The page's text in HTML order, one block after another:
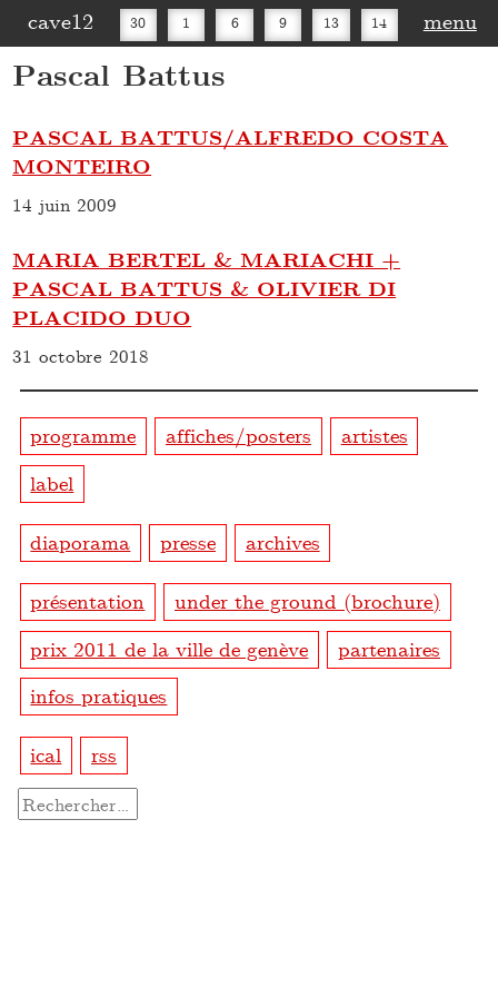
cave12 30 1 6 9 13 14
16 20
menu
Pascal Battus
PASCAL BATTUS/ALFREDO COSTA
MONTEIRO
14 juin 2009
MARIA BERTEL & MARIACHI +
PASCAL BATTUS & OLIVIER DI
PLACIDO DUO
31 octobre 2018
programme affiches/posters
artistes
label
diaporama presse archives
présentation
under the ground (brochure)
prix 2011 de la ville de genève
partenaires
infos pratiques
ical rss
Rechercher :